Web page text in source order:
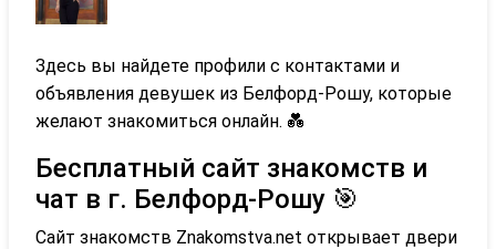
Здесь вы найдете профили с контактами и
объявления девушек из Белфорд-Рошу, которые
желают знакомиться онлайн. 💑
Бесплатный сайт знакомств и
чат в г. Белфорд-Рошу 🎯
Сайт знакомств Znakomstva.net открывает двери